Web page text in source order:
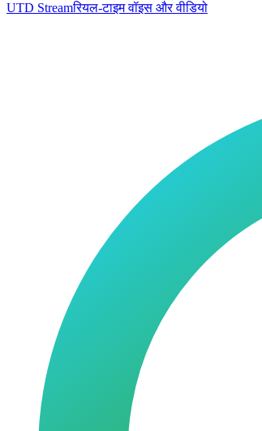
UTD Streamरियल-टाइम वॉइस और वीडियो